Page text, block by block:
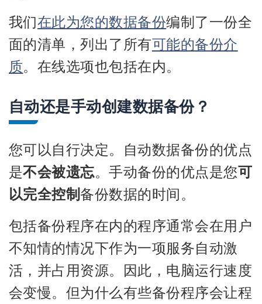
我们在此为您的数据备份编制了一份全
面的清单，列出了所有可能的备份介
质。在线选项也包括在内。
自动还是手动创建数据备份？
您可以自行决定。自动数据备份的优点
是不会被遗忘。手动备份的优点是您可
以完全控制备份数据的时间。
包括备份程序在内的程序通常会在用户
不知情的情况下作为一项服务自动激
活，并占用资源。因此，电脑运行速度
会变慢。但为什么有些备份程序会让程